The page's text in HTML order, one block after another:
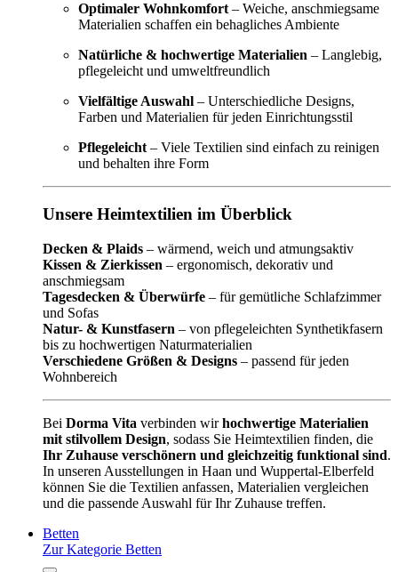
Optimaler Wohnkomfort – Weiche, anschmiegsame
Materialien schaffen ein behagliches Ambiente
Natürliche & hochwertige Materialien – Langlebig,
pflegeleicht und umweltfreundlich
Vielfältige Auswahl – Unterschiedliche Designs,
Farben und Materialien für jeden Einrichtungsstil
Pflegeleicht – Viele Textilien sind einfach zu reinigen
und behalten ihre Form
Unsere Heimtextilien im Überblick
Decken & Plaids – wärmend, weich und atmungsaktiv
Kissen & Zierkissen – ergonomisch, dekorativ und
anschmiegsam
Tagesdecken & Überwürfe – für gemütliche Schlafzimmer
und Sofas
Natur- & Kunstfasern – von pflegeleichten Synthetikfasern
bis zu hochwertigen Naturmaterialien
Verschiedene Größen & Designs – passend für jeden
Wohnbereich
Bei Dorma Vita verbinden wirhochwertige Materialien
mit stilvollem Design, sodass Sie Heimtextilien finden, die
Ihr Zuhause verschönern und gleichzeitig funktional sind.
In unseren Ausstellungen in Haan und Wuppertal-Elberfeld
können Sie die Textilien anfassen, Materialien vergleichen
und die passende Auswahl für Ihr Zuhause treffen.
Betten
Zur Kategorie Betten